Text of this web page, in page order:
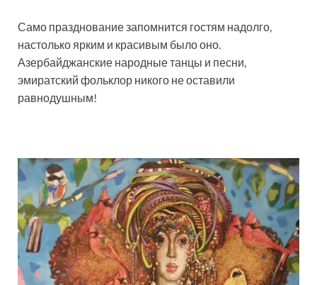
Само празднование запомнится гостям надолго,
настолько ярким и красивым было оно.
Азербайджанские народные танцы и песни,
эмиратский фольклор никого не оставили
равнодушным!